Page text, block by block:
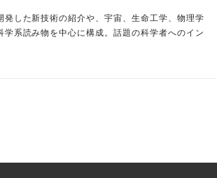
発した新技術の紹介や、宇宙、生命工学、物理学
学系読み物を中心に構成。話題の科学者へのイン